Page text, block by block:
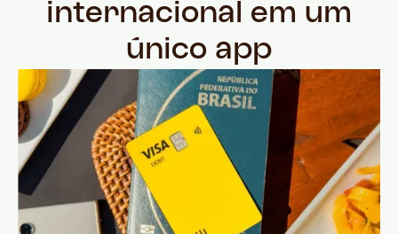
internacional em um
único app